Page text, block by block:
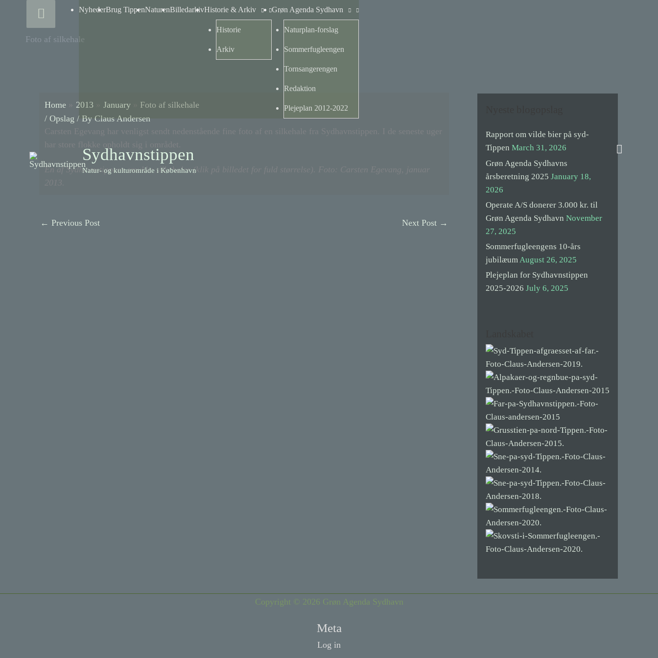
Above
Header
NyhederBrug TippenNaturenBilledarkivHistorie & Arkiv
Historie
Arkiv
Grøn Agenda Sydhavn
Naturplan-forslag
Sommerfugleengen
Tornsangerengen
Redaktion
Plejeplan 2012-2022
Sydhavnstippen
Natur- og kulturområde i København
Search
Foto af silkehale
Home 2013 January
Foto af silkehale
/ Opslag / By Claus Andersen
Carsten Egevang har venligst sendt nedenstående fine foto af en silkehale fra Sydhavnstippen. I de seneste uger
har store flokke opholdt sig i området.
En af Sydhavnstippens smukke silkehaler (klik på billedet for fuld størrelse). Foto: Carsten Egevang, januar
2013.
← Previous Post Next Post →
Rapport om vilde bier på syd-
Tippen March 31, 2026
Grøn Agenda Sydhavns
årsberetning 2025 January 18,
2026
Operate A/S donerer 3.000 kr. til
Grøn Agenda Sydhavn November
27, 2025
Sommerfugleengens 10-års
jubilæumAugust 26, 2025
Plejeplan for Sydhavnstippen
2025-2026 July 6, 2025
Copyright © 2026 Grøn Agenda Sydhavn
Meta
Log in